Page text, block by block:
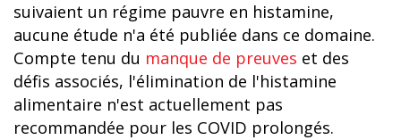
suivaient un régime pauvre en histamine,
aucune étude n'a été publiée dans ce domaine.
Compte tenu du manque de preuves et des
défis associés, l'élimination de l'histamine
alimentaire n'est actuellement pas
recommandée pour les COVID prolongés.